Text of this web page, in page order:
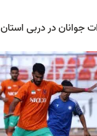
جوانان در دربی استان